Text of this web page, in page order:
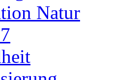
Natur